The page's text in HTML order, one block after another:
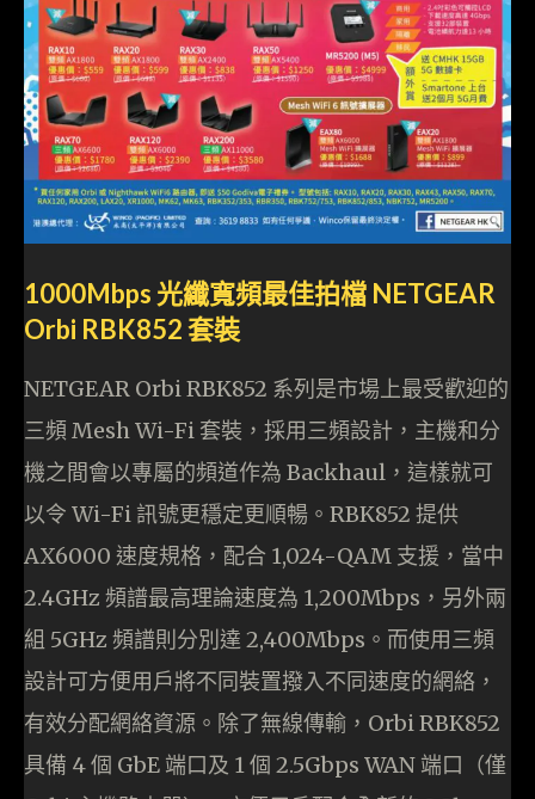
1000Mbps 光纖寬頻最佳拍檔 NETGEAR
Orbi RBK852 套裝
NETGEAR Orbi RBK852 系列是市場上最受歡迎的
三頻 Mesh Wi-Fi 套裝，採用三頻設計，主機和分
機之間會以專屬的頻道作為 Backhaul，這樣就可
以令 Wi-Fi 訊號更穩定更順暢。RBK852 提供
AX6000 速度規格，配合 1,024-QAM 支援，當中
2.4GHz 頻譜最高理論速度為 1,200Mbps，另外兩
組 5GHz 頻譜則分別達 2,400Mbps。而使用三頻
設計可方便用戶將不同裝置撥入不同速度的網絡，
有效分配網絡資源。除了無線傳輸，Orbi RBK852
具備 4 個 GbE 端口及 1 個 2.5Gbps WAN 端口（僅